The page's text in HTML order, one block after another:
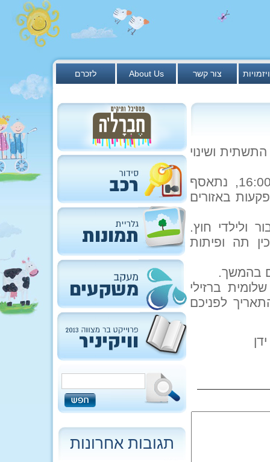
לזכרם About Us צור קשר
ושינוי
ביום החג עצמו, יום חמישי 20/01/2011, בשעה 16:00, נתאסף
באזורים
ולילדי חוץ.
תה ופיתות
בהמשך.
שלומית ברזילי
לפניכם
תגובות אחרונות